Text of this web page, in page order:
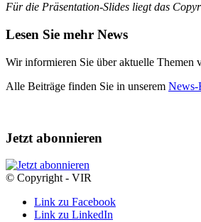
Für die Präsentation-Slides liegt das
Lesen Sie mehr News
Wir informieren Sie über aktuelle Themen
Alle Beiträge finden Sie in unserem News-
Jetzt abonnieren
© Copyright - VIR
Link zu Facebook
Link zu LinkedIn